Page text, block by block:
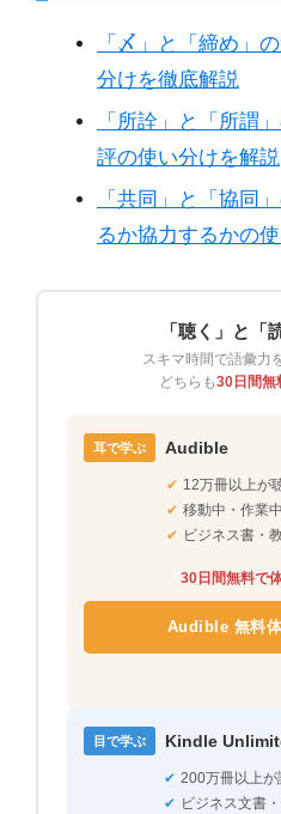
「〆」と「締め」
分けを徹底解説
「所詮」と「所謂
評の使い分けを解説
「共同」と「協同
るか協力するかの
「聴く」と「
スキマ時間で語彙力
どちらも30日間無
耳で学ぶ Audible
✔ 12万冊以上が
✔ 移動中・作業
✔ ビジネス書・
30日間無料で
Audible 無料
目で学ぶ Kindle
✔ 200万冊以上が
✔ ビジネス文書